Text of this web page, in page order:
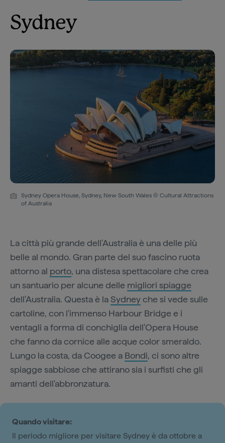
Sydney
Sydney Opera House, Sydney, New South Wales © Cultural Attractions
of Australia
La città più grande dell'Australia è una delle più
belle al mondo. Gran parte del suo fascino ruota
attorno al porto, una distesa spettacolare che crea
un santuario per alcune delle migliori spiagge
dell'Australia. Questa è laSydneyche si vede sulle
cartoline, con l'immenso Harbour Bridge e i
ventagli a forma di conchiglia dell'Opera House
che fanno da cornice alle acque color smeraldo.
Lungo la costa, da Coogee a Bondi, ci sono altre
spiagge sabbiose che attirano sia i surfisti che gli
amanti dell'abbronzatura.
Quando visitare:
Il periodo migliore per visitare Sydney è da ottobre a